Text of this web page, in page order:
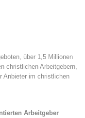
über 1,5 Millionen
christlichen Arbeitgebern,
Anbieter im christlichen
Arbeitgeber